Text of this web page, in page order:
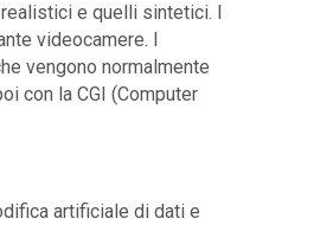
e quelli sintetici. I
videocamere. I
vengono normalmente
con la CGI (Computer
artificiale di dati e